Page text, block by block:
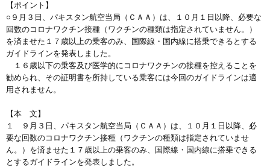
【ポイント】
○９月３日、パキスタン航空当局（ＣＡＡ）は、１０月１日以降、必要な
回数のコロナワクチン接種（ワクチンの種類は指定されていません。）
を済ませた１７歳以上の乗客のみ、国際線・国内線に搭乗できるとする
ガイドラインを発表しました。
１６歳以下の乗客及び医学的にコロナワクチンの接種を控えることを
勧められ、その証明書を所持している乗客には今回のガイドラインは適
用されません。
【本 文】
１ ９月３日、パキスタン航空当局（ＣＡＡ）は、１０月１日以降、必
要な回数のコロナワクチン接種（ワクチンの種類は指定されていませ
ん。）を済ませた１７歳以上の乗客のみ、国際線・国内線に搭乗できる
とするガイドラインを発表しました。